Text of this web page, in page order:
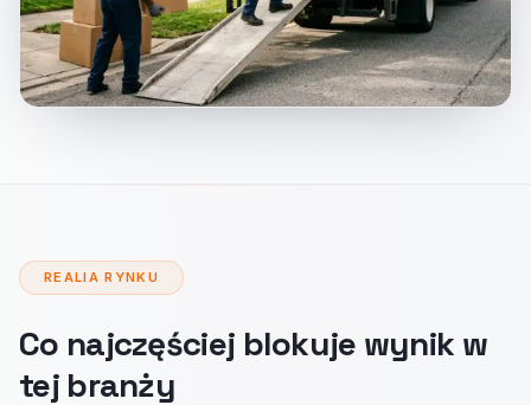
REALIA RYNKU
Co najczęściej blokuje wynik w
tej branży